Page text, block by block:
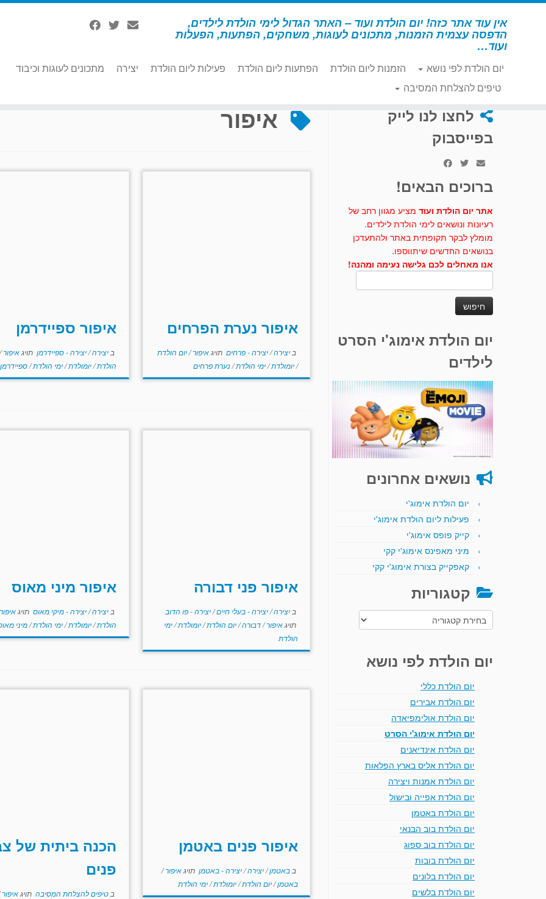
דלג
אין עוד אתר כזה! יום הולדת ועוד – האתר הגדול לימי הולדת לילדים,
הדפסה עצמית הזמנות, מתכונים לעוגות, משחקים, הפתעות, הפעלות
ועוד…
יום הולדת לפי נושא הזמנות ליום הולדת הפתעות ליום הולדת פעילות ליום הולדת יצירה
מתכונים לעוגות וכיבוד
טיפים להצלחת המסיבה
דף הבית » איפור
לחצו לנו לייק
בפייסבוק
ברוכים הבאים!
אתר יום הולדת ועוד מציע מגוון רחב של
רעיונות ונושאים לימי הולדת לילדים.
מומלץ לבקר תקופתית באתר ולהתעדכן
בנושאים החדשים שיתווספו.
אנו מאחלים לכם גלישה נעימה ומהנה!
יום הולדת אימוג'י הסרט
לילדים
נושאים אחרונים
יום הולדת אימוג'י
פעילות ליום הולדת אימוג'י
קייק פופס אימוג'י
מיני מאפינס אימוג'י קקי
קאפקייק בצורת אימוג'י קקי
קטגוריות
קטגוריות
יום הולדת לפי נושא
יום הולדת כללי
יום הולדת אבירים
יום הולדת אולימפיאדה
יום הולדת אימוג'י הסרט
יום הולדת אינדיאנים
יום הולדת אליס בארץ הפלאות
יום הולדת אמנות ויצירה
יום הולדת אפייה ובישול
יום הולדת באטמן
יום הולדת בוב הבנאי
יום הולדת בוב ספוג
יום הולדת בובות
יום הולדת בלונים
יום הולדת בלשים
איפור
איפור נערת הפרחים
ביצירה/יצירה - פרחים תויגאיפור/יום הולדת
/יומולדת/ימי הולדת/ נערת פרחים
איפור ספיידרמן
ב יצירה/יצירה - ספיידרמן תויגאיפור/
הולדת/יומולדת/ימי הולדת/ספיידרמן
איפור פני דבורה
ביצירה/יצירה - בעלי חיים/יצירה - פו הדוב
תויגאיפור/דבורה/יום הולדת/יומולדת/ימי
הולדת
איפור מיני מאוס
ב יצירה/יצירה - מיקי מאוס תויג
הולדת/יומולדת/ימי הולדת/מיני
איפור פנים באטמן
בבאטמן/יצירה/יצירה - באטמן תויגאיפור/
באטמן/יום הולדת/יומולדת/ימי הולדת
הכנה ביתית של
פנים
ב טיפים להצלחת המסיבה תויגאיפור